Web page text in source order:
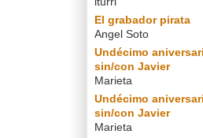
El grabador pirata
Angel Soto
Undécimo
sin/con Javier
Marieta
Undécimo
sin/con Javier
Marieta